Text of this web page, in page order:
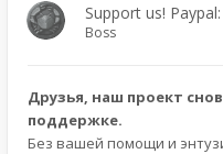
Support us!
Boss
Друзья, наш проект
поддержке.
Без вашей помощи и